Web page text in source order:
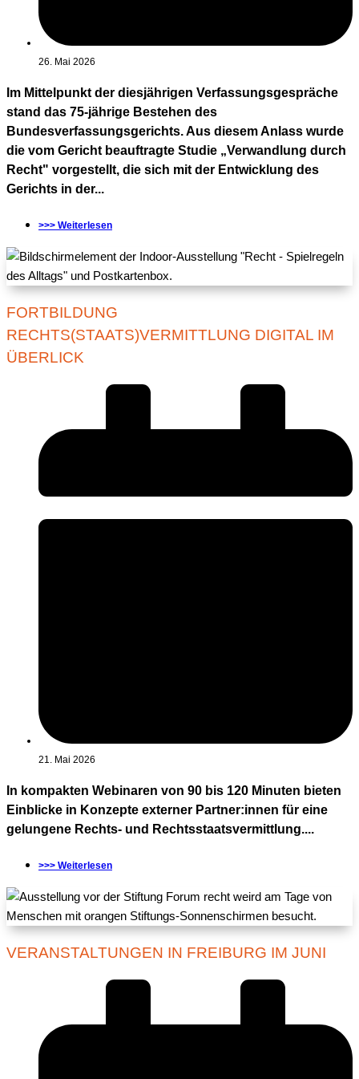
26. Mai 2026
Im Mittelpunkt der diesjährigen Verfassungsgespräche
stand das 75-jährige Bestehen des
Bundesverfassungsgerichts. Aus diesem Anlass wurde
die vom Gericht beauftragte Studie „Verwandlung durch
Recht" vorgestellt, die sich mit der Entwicklung des
Gerichts in der...
>>> Weiterlesen
FORTBILDUNG
RECHTS(STAATS)VERMITTLUNG DIGITAL IM
ÜBERLICK
21. Mai 2026
In kompakten Webinaren von 90 bis 120 Minuten bieten
Einblicke in Konzepte externer Partner:innen für eine
gelungene Rechts- und Rechtsstaatsvermittlung....
>>> Weiterlesen
VERANSTALTUNGEN IN FREIBURG IM JUNI